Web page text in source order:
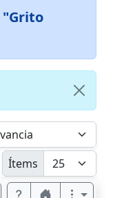
"Grito
Ítems